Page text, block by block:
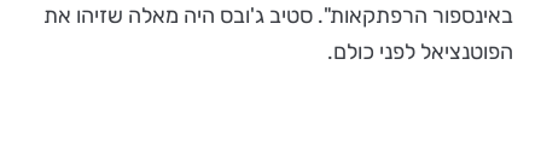
באינספור הרפתקאות". סטיב ג'ובס היה מאלה שזיהו את
הפוטנציאל לפני כולם.